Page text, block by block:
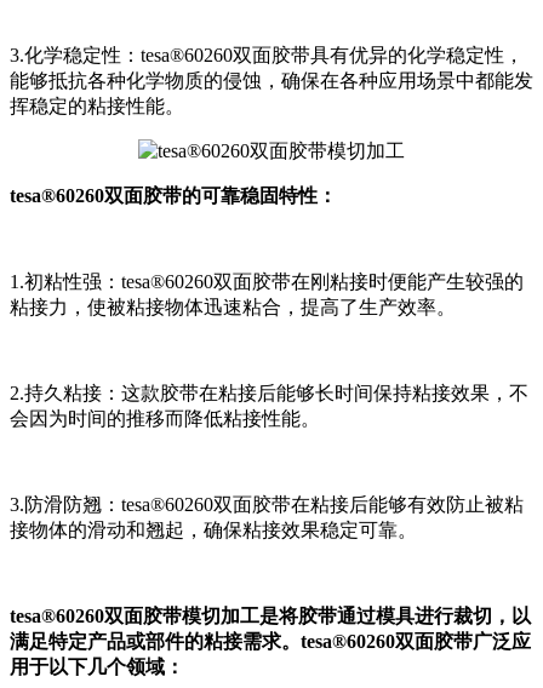
3.化学稳定性：tesa®60260双面胶带具有优异的化学稳定性，
能够抵抗各种化学物质的侵蚀，确保在各种应用场景中都能发
挥稳定的粘接性能。
tesa®60260双面胶带的可靠稳固特性：
1.初粘性强：tesa®60260双面胶带在刚粘接时便能产生较强的
粘接力，使被粘接物体迅速粘合，提高了生产效率。
2.持久粘接：这款胶带在粘接后能够长时间保持粘接效果，不
会因为时间的推移而降低粘接性能。
3.防滑防翘：tesa®60260双面胶带在粘接后能够有效防止被粘
接物体的滑动和翘起，确保粘接效果稳定可靠。
tesa®60260双面胶带模切加工是将胶带通过模具进行裁切，以
满足特定产品或部件的粘接需求。tesa®60260双面胶带广泛应
用于以下几个领域：